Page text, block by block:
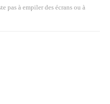
pas à empiler des écrans ou à